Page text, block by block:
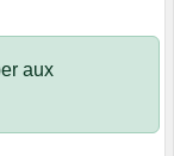
aux